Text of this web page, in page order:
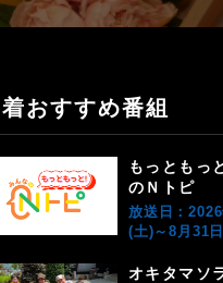
新着おすすめ番組
もっともっ
のＮトピ
放送日：
(土)～8月31
オキタマソ